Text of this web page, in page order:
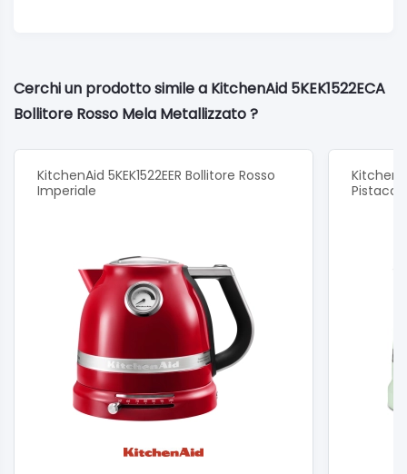
Cerchi un prodotto simile a KitchenAid 5KEK1522ECA
Bollitore Rosso Mela Metallizzato ?
KitchenAid 5KEK1522EER Bollitore Rosso
Imperiale